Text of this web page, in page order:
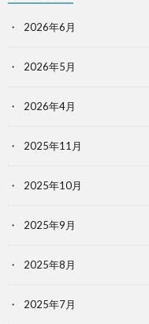
2026年6月
2026年5月
2026年4月
2025年11月
2025年10月
2025年9月
2025年8月
2025年7月